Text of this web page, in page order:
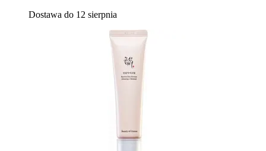
Dostawa do 12 sierpnia